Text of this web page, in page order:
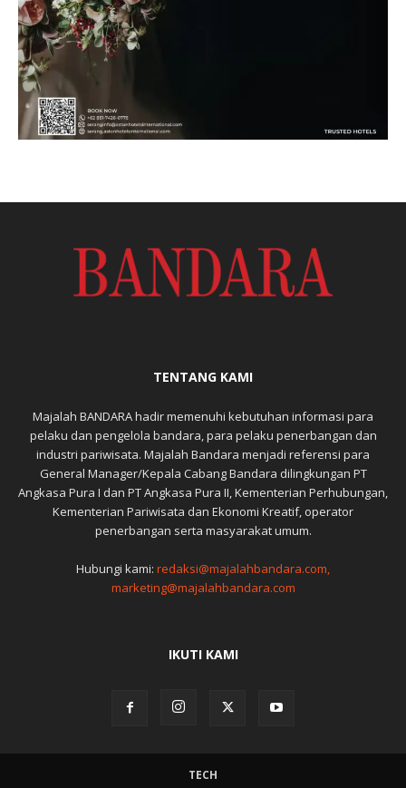
TENTANG KAMI
Majalah BANDARA hadir memenuhi kebutuhan informasi para
pelaku dan pengelola bandara, para pelaku penerbangan dan
industri pariwisata. Majalah Bandara menjadi referensi para
General Manager/Kepala Cabang Bandara dilingkungan PT
Angkasa Pura I dan PT Angkasa Pura II, Kementerian Perhubungan,
Kementerian Pariwisata dan Ekonomi Kreatif, operator
penerbangan serta masyarakat umum.
Hubungi kami: redaksi@majalahbandara.com,
marketing@majalahbandara.com
IKUTI KAMI
TECH